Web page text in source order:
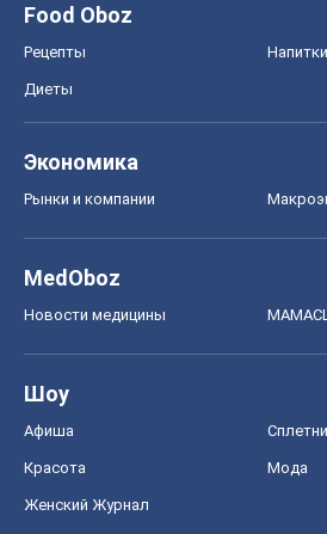
Food Oboz
Рецепты Напитки
Диеты
Экономика
Рынки и компании
MedOboz
Новости медицины
Шоу
Афиша Сплетни
Красота Мода
Женский Журнал